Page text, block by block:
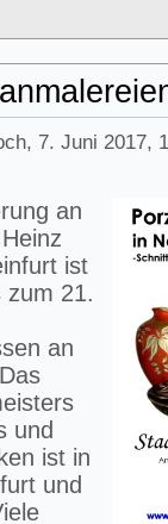
7. Juni 2017,
an
ist
zum 21.
an
und
ist in
und